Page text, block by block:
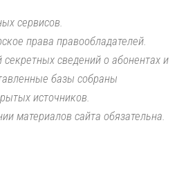
сервисов.
права правообладателей.
сведений о абонентах и
базы собраны
источников.
материалов сайта обязательна.